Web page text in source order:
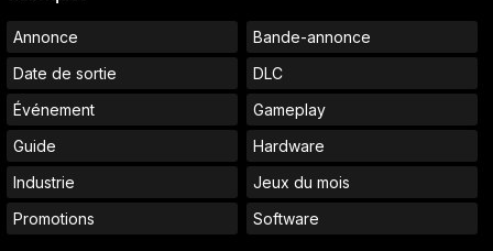
Annonce
Bande-annonce
Date de sortie
DLC
Événement
Gameplay
Guide
Hardware
Industrie
Jeux du mois
Promotions
Software